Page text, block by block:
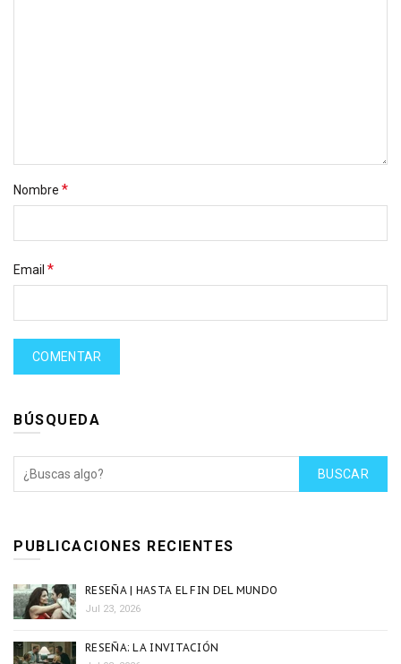
Nombre *
Email *
BÚSQUEDA
BUSCAR
PUBLICACIONES RECIENTES
RESEÑA | HASTA EL FIN DEL MUNDO
Jul 23, 2026
RESEÑA: LA INVITACIÓN